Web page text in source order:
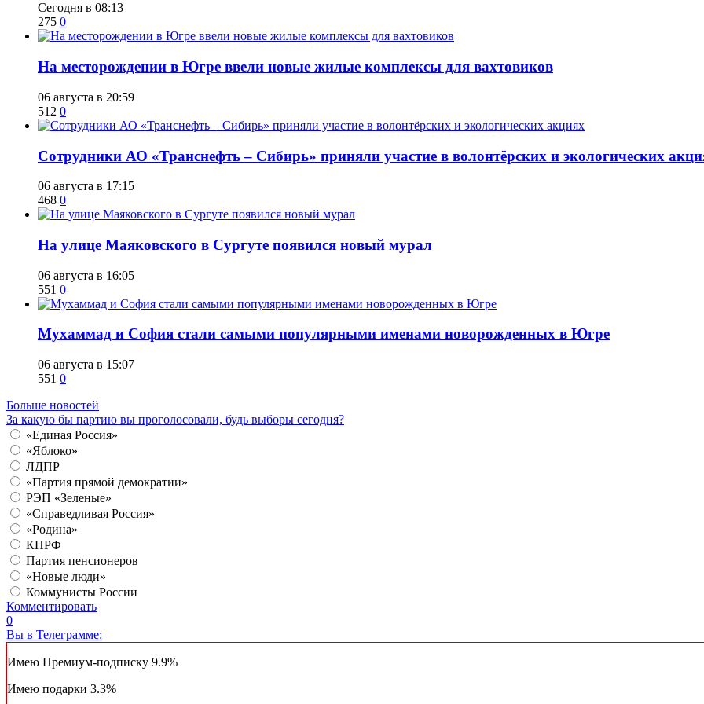
Сегодня в 08:13
275 0
​На месторождении в Югре ввели новые жилые комплексы для вахтовиков
06 августа в 20:59
512 0
Сотрудники АО «Транснефть – Сибирь» приняли участие в волонтёрских и экологических
06 августа в 17:15
468 0
​На улице Маяковского в Сургуте появился новый мурал
06 августа в 16:05
551 0
​Мухаммад и София стали самыми популярными именами новорожденных в Югре
06 августа в 15:07
551 0
Больше новостей
За какую бы партию вы проголосовали, будь выборы сегодня?
«Единая Россия»
«Яблоко»
ЛДПР
«Партия прямой демократии»
РЭП «Зеленые»
«Справедливая Россия»
«Родина»
КПРФ
Партия пенсионеров
«Новые люди»
Коммунисты России
Комментировать
0
Вы в Телеграмме:
Имею Премиум-подписку 9.9%
Имею подарки 3.3%